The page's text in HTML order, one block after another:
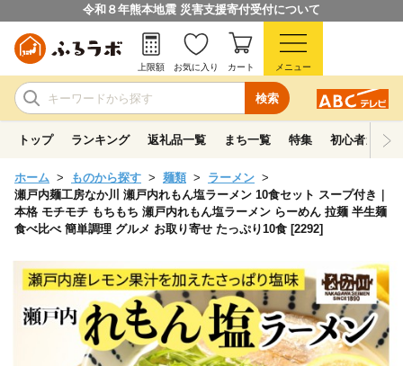
令和８年熊本地震 災害支援寄付受付について
検索
上限額 お気に入り カート メニュー
トップ ランキング 返礼品一覧 まち一覧 特集 初心者ガイド
ホーム ものから探す 麺類
ラーメン
瀬戸内麺工房なか川 瀬戸内れもん塩ラーメン 10食セット スープ付き｜
本格 モチモチ もちもち 瀬戸内れもん塩ラーメン らーめん 拉麺 半生麺
食べ比べ 簡単調理 グルメ お取り寄せ たっぷり10食 [2292]